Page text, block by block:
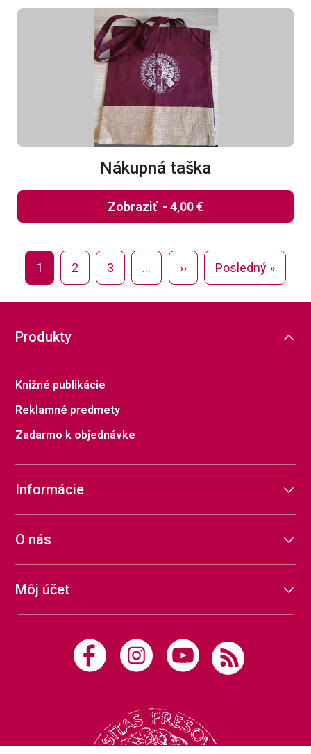
Nákupná taška
Zobraziť - 4,00 €
Stránkovanie
1 2 3 … ››Ďalšia strana
Posledný »
Produkty
Knižné publikácie
Reklamné predmety
Zadarmo k objednávke
Informácie
O nás
Môj účet